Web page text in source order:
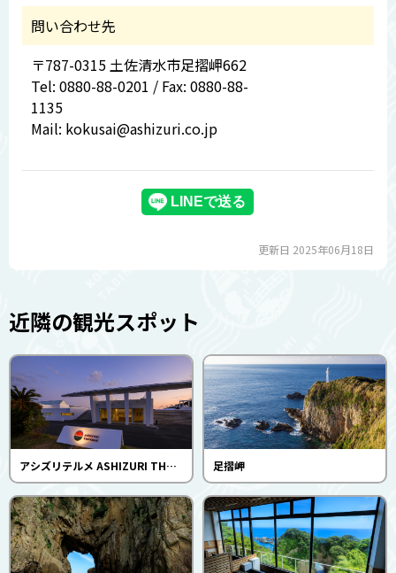
問い合わせ先
〒787-0315 土佐清水市足摺岬662
Tel: 0880-88-0201 / Fax: 0880-88-
1135
Mail: kokusai@ashizuri.co.jp
更新日 2025年06月18日
近隣の観光スポット
アシズリテルメ ASHIZURI THERMAE 足摺岬